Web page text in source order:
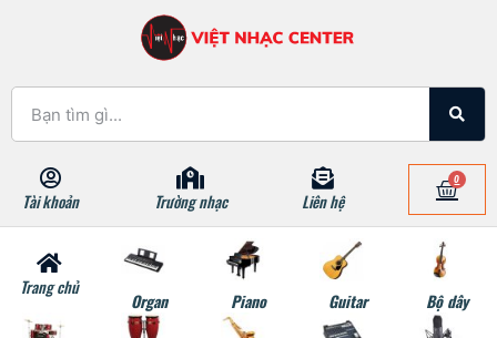
Tài khoản Trường nhạc Liên hệ
0
Trang chủ
Organ Piano Guitar Bộ dây